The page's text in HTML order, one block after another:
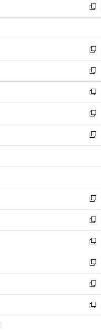
く
で
開
ド
ウ
開
く
ィ
ン
ウ
で
開
く
い
ウ
ン
ド
ウ
で
開
く
新
し
ウ
ィ
ン
ド
ウ
で
開
く
新
し
い
ウ
ィ
ン
ド
ウ
で
開
新
し
い
ウ
ィ
ン
ド
ウ
開
新
し
い
ウ
ィ
ン
ウ
開
く
新
し
い
ウ
ン
ウ
で
開
く
新
し
ウ
ン
ド
ウ
で
開
く
新
し
い
ウ
ィ
ン
ド
ウ
で
開
く
新
し
い
ウ
ィ
ン
ド
ウ
で
開
新
し
い
ウ
ィ
ン
ド
ウ
新
し
い
ウ
ィ
ン
新
し
い
ウ
新
し